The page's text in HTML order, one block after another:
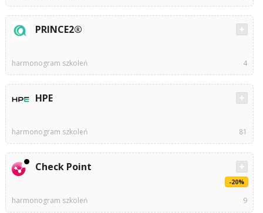
PRINCE2®
harmonogram szkoleń 4
HPE
harmonogram szkoleń 81
Check Point
-20%
harmonogram szkoleń 9